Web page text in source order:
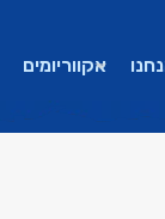
אקווריומים